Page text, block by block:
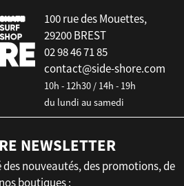
100 rue des Mouettes,
29200 BREST
02 98 46 71 85
contact@side-shore.com
10h - 12h30 / 14h - 19h
du lundi au samedi
NEWSLETTER
des nouveautés, des promotions, de
boutiques :